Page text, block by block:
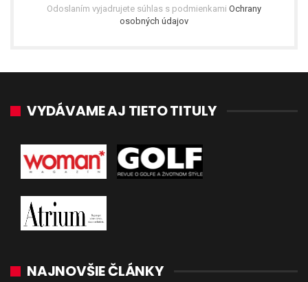
Odoslaním vyjadrujete súhlas s podmienkami Ochrany
osobných údajov
VYDÁVAME AJ TIETO TITULY
NAJNOVŠIE ČLÁNKY